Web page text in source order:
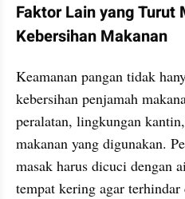
Faktor Lain yang Turut
Kebersihan Makanan
Keamanan pangan tidak
kebersihan penjamah
peralatan, lingkungan
makanan yang digunakan.
masak harus dicuci dengan
tempat kering agar